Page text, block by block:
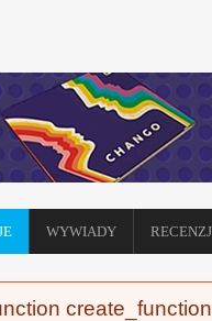
WYWIADY